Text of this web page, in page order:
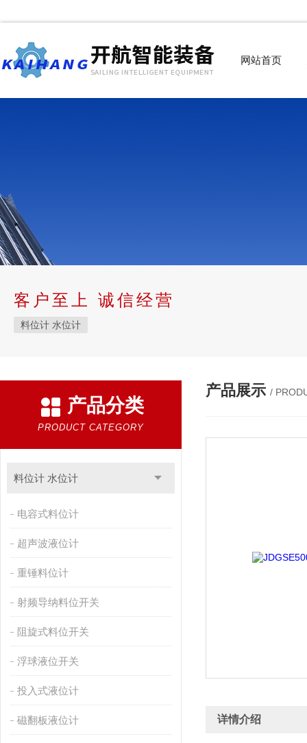
网站首页
客户至上 诚信经营
料位计 水位计
产品分类
PRODUCT CATEGORY
料位计 水位计
电容式料位计
超声波液位计
重锤料位计
射频导纳料位开关
阻旋式料位开关
浮球液位开关
投入式液位计
磁翻板液位计
产品展示 /
详情介绍